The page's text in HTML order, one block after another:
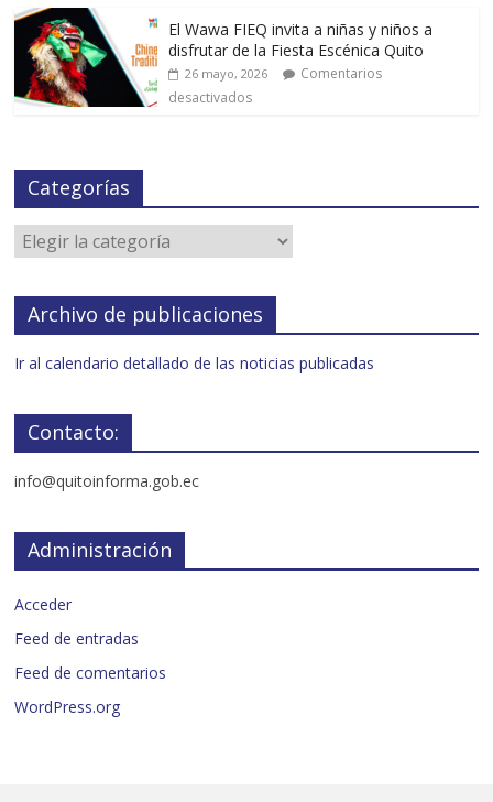
El Wawa FIEQ invita a niñas y niños a
disfrutar de la Fiesta Escénica Quito
26 mayo, 2026
Comentarios
desactivados
Categorías
Archivo de publicaciones
Ir al calendario detallado de las noticias publicadas
Contacto:
info@quitoinforma.gob.ec
Administración
Acceder
Feed de entradas
Feed de comentarios
WordPress.org